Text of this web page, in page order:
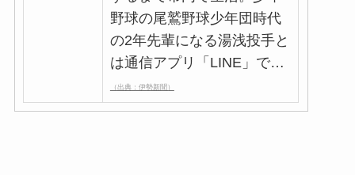
野球の尾鷲野球少年団時代
の2年先輩になる湯浅投手と
は通信アプリ「LINE」で…
（出典：伊勢新聞）